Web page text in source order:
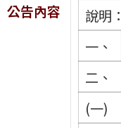
公告內容
說明：
一、
二、
(一)